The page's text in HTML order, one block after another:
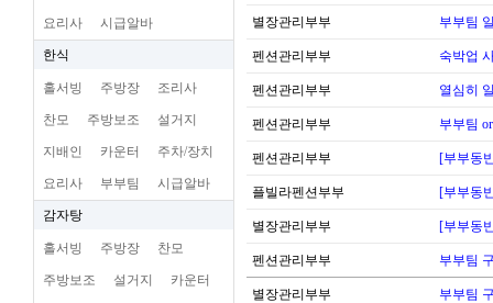
요리사 시급알바
한식
홀서빙 주방장 조리사
찬모 주방보조 설거지
지배인 카운터 주차/장치
요리사 부부팀 시급알바
감자탕
홀서빙 주방장 찬모
주방보조 설거지 카운터
별장관리부부 부부팀
펜션관리부부 숙박업
펜션관리부부 열심히
펜션관리부부 부부팀
펜션관리부부 [부부동
플빌라펜션부부 [부부동
별장관리부부 [부부동
펜션관리부부 부부팀
별장관리부부 부부팀